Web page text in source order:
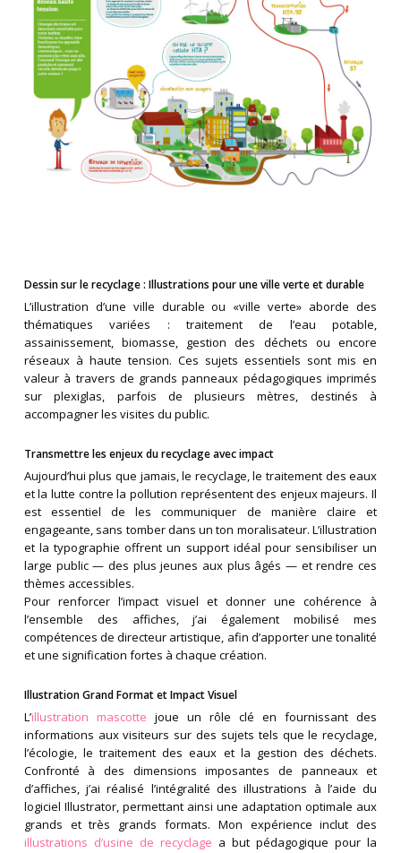
Dessin sur le recyclage : Illustrations pour une ville verte et durable
L’illustration d’une ville durable ou «ville verte» aborde des
thématiques variées : traitement de l’eau potable,
assainissement, biomasse, gestion des déchets ou encore
réseaux à haute tension. Ces sujets essentiels sont mis en
valeur à travers de grands panneaux pédagogiques imprimés
sur plexiglas, parfois de plusieurs mètres, destinés à
accompagner les visites du public.
Transmettre les enjeux du recyclage avec impact
Aujourd’hui plus que jamais, le recyclage, le traitement des eaux
et la lutte contre la pollution représentent des enjeux majeurs. Il
est essentiel de les communiquer de manière claire et
engageante, sans tomber dans un ton moralisateur. L’illustration
et la typographie offrent un support idéal pour sensibiliser un
large public — des plus jeunes aux plus âgés — et rendre ces
thèmes accessibles.
Pour renforcer l’impact visuel et donner une cohérence à
l’ensemble des affiches, j’ai également mobilisé mes
compétences de directeur artistique, afin d’apporter une tonalité
et une signification fortes à chaque création.
Illustration Grand Format et Impact Visuel
L’illustration mascotte joue un rôle clé en fournissant des
informations aux visiteurs sur des sujets tels que le recyclage,
l’écologie, le traitement des eaux et la gestion des déchets.
Confronté à des dimensions imposantes de panneaux et
d’affiches, j’ai réalisé l’intégralité des illustrations à l’aide du
logiciel Illustrator, permettant ainsi une adaptation optimale aux
grands et très grands formats. Mon expérience inclut des
illustrations d’usine de recyclage a but pédagogique pour la